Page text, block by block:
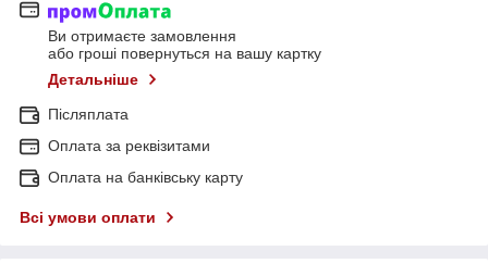
Ви отримаєте замовлення
або гроші повернуться на вашу картку
Детальніше
Післяплата
Оплата за реквізитами
Оплата на банківську карту
Всі умови оплати